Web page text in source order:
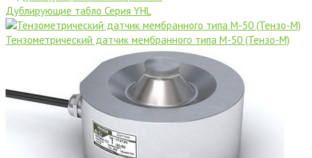
Дублирующие табло Серия YHL
Тензометрический датчик мембранного типа M-50 (Тензо-M)